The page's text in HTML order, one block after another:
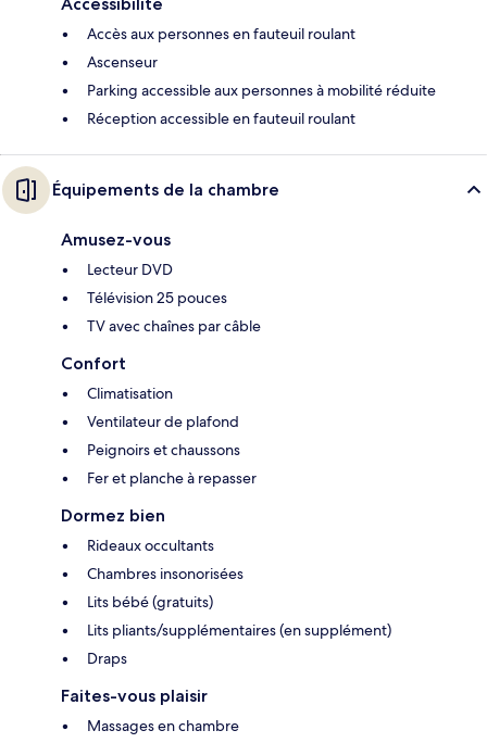
Accès aux personnes en fauteuil roulant
Ascenseur
Parking accessible aux personnes à mobilité réduite
Réception accessible en fauteuil roulant
Équipements de la chambre
Amusez-vous
Lecteur DVD
Télévision 25 pouces
TV avec chaînes par câble
Confort
Climatisation
Ventilateur de plafond
Peignoirs et chaussons
Fer et planche à repasser
Dormez bien
Rideaux occultants
Chambres insonorisées
Lits bébé (gratuits)
Lits pliants/supplémentaires (en supplément)
Draps
Faites-vous plaisir
Massages en chambre